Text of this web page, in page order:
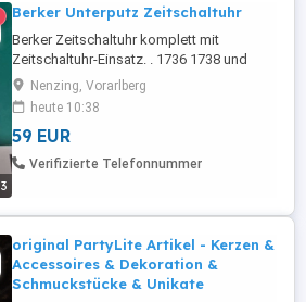
3
Berker Unterputz Zeitschaltuhr
Berker Zeitschaltuhr komplett mit
Zeitschaltuhr-Einsatz. . 1736 1738 und
2948. War nur kurz in Gebrauch, neuwertig.
Montage-und Gebrauchsanleitung für
beide Teile dabei. Privatverkauf ohne
Garantie und ohne Gewährleistung, keine
Rücknahme.
Nenzing, Vorarlberg
heute 10:38
59 EUR
Verifizierte Telefonnummer
original PartyLite Artikel - Kerzen &
Accessoires & Dekoration &
Schmuckstücke & Unikate